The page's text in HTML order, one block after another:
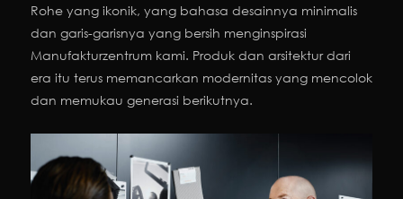
Rohe yang ikonik, yang bahasa desainnya minimalis
dan garis-garisnya yang bersih menginspirasi
Manufakturzentrum kami. Produk dan arsitektur dari
era itu terus memancarkan modernitas yang mencolok
dan memukau generasi berikutnya.